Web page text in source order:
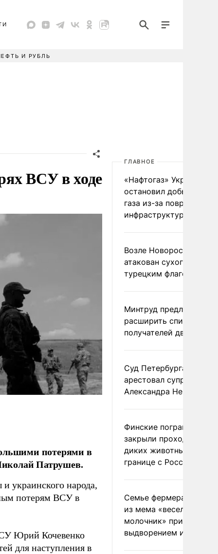
И РУБЛЬ
ВСУ в ходе
потерями в
Патрушев.
украинского народа,
потерям ВСУ в
Юрий Кочевенко
для наступления в
ГЛАВНОЕ
«Нафтогаз» Украины
остановил добычу
газа из-за повреждения
инфраструктуры
Возле Новороссийска
атакован сухогруз под
турецким флагом
Минтруд предложил
расширить список
получателей двух
Суд Петербурга заочно
арестовал супругу
Александра Невзорова
Финские пограничники
закрыли проходы для
диких животных на
границе с Россией
Семье фермера
из мема «веселый
молочник» пригрозили
выдворением из